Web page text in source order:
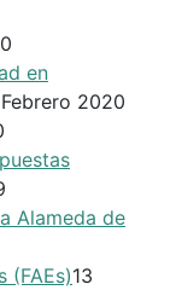
en
2020
Alameda de
(FAEs)13